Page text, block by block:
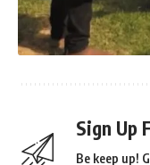
Sign Up
Be keep up!